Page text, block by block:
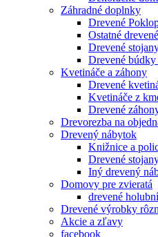
Záhradné doplnky
Drevené
Ostatné
Drevené
Drevené
Kvetináče a záhony
Drevené
Kvetináče z
Drevené
Drevorezba na
Drevený nábytok
Knižnice a
Drevené
Iný drevený
Domovy pre zvieratá
drevené
Drevené výrobky
Akcie a zľavy
facebook